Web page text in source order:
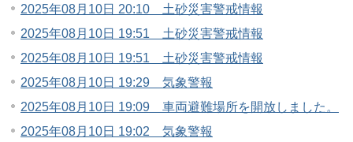
2025年08月10日 20:10 土砂災害警戒情報
2025年08月10日 19:51 土砂災害警戒情報
2025年08月10日 19:51 土砂災害警戒情報
2025年08月10日 19:29 気象警報
2025年08月10日 19:09 車両避難場所を開放しました。
2025年08月10日 19:02 気象警報